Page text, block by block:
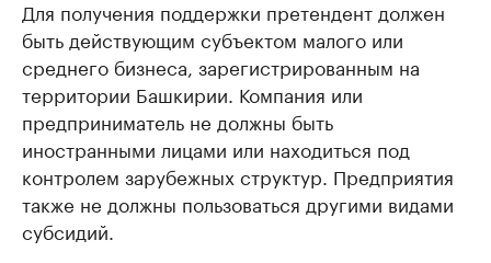
Для получения поддержки претендент должен
быть действующим субъектом малого или
среднего бизнеса, зарегистрированным на
территории Башкирии. Компания или
предприниматель не должны быть
иностранными лицами или находиться под
контролем зарубежных структур. Предприятия
также не должны пользоваться другими видами
субсидий.